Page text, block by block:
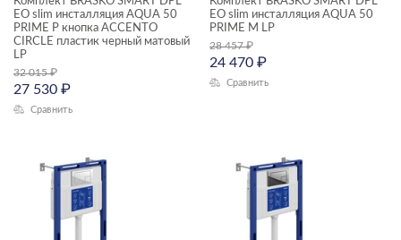
EO slim инсталляция AQUA 50
PRIME P кнопка ACCENTO
CIRCLE пластик черный матовый
LP
32 015₽
27 530 ₽
Сравнить
EO slim инсталляция AQUA 50
PRIME М LP
28 457₽
24 470 ₽
Сравнить